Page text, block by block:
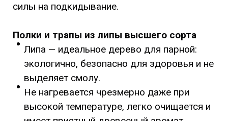
силы на подкидывание.
Полки и трапы из липы высшего сорта
Липа — идеальное дерево для парной:
экологично, безопасно для здоровья и не
выделяет смолу.
Не нагревается чрезмерно даже при
высокой температуре, легко очищается и